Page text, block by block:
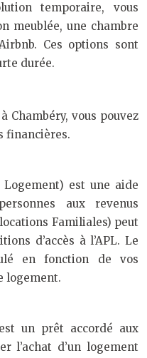
temporaire, vous
meublée, une chambre
Ces options sont
durée.
Chambéry, vous pouvez
financières.
Logement) est une aide
aux revenus
Familiales) peut
d’accès à l’APL. Le
en fonction de vos
logement.
un prêt accordé aux
l’achat d’un logement